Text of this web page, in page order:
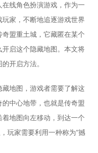
线角色扮演游戏，作为一
家，不断地追逐游戏世界
盟重土城，它藏匿在某个
启这个隐藏地图。本文将
开启方法。
地图，游戏者需要了解这
中心地带，也就是传奇盟
地图向左移动，到达一个
玩家需要利用一种称为“撼